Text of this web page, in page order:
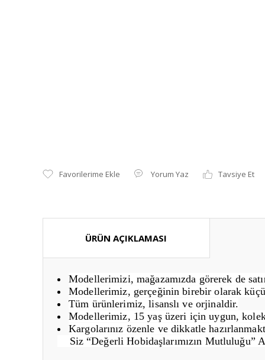
Yorum Yaz Tavsiye Et
ÜRÜN AÇIKLAMASI
Modellerimizi, mağazamızda görerek de
Modellerimiz, gerçeğinin birebir olarak
Tüm ürünlerimiz, lisanslı ve orjinaldir.
Modellerimiz, 15 yaş üzeri için uygun,
Kargolarınız özenle ve dikkatle
Siz “Değerli Hobidaşlarımızın Mutluluğu”